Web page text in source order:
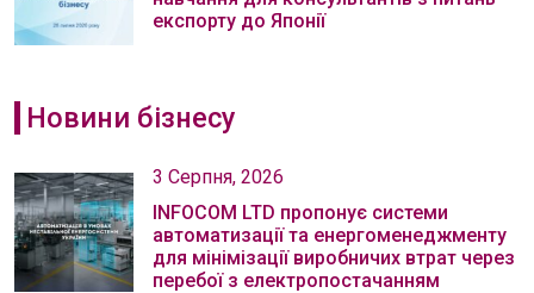
експорту до Японії
Новини бізнесу
3 Серпня, 2026
INFOCOM LTD пропонує системи
автоматизації та енергоменеджменту
для мінімізації виробничих втрат через
перебої з електропостачанням